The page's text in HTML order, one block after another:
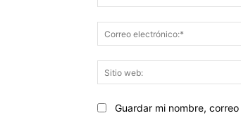
Guardar mi nombre,